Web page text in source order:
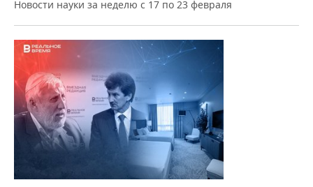
Новости науки за неделю с 17 по 23 февраля